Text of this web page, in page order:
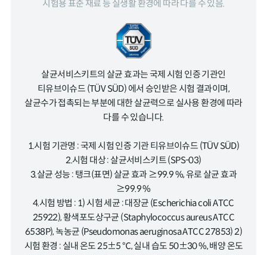
시험용 표준 재료 등 실생활 환경에 따라 다를 수 있음.
살균서비스키트의 살균 효과는 국제 시험 인증 기관인
티유브이슈드 (TÜV SÜD) 에서 승인받은 시험 결과이며,
살균수가 접촉되는 부분에 대한 살균력으로 실사용 환경에 따라
다를 수 있습니다.
1.시험 기관명 : 국제 시험 인증 기관 티유브이슈드 (TÜV SÜD)
2.시험 대상 : 살균서비스키트 (SPS-03)
3.살균 성능 : 탱크(표면) 살균 효과 ≥99.9 %, 유로 살균 효과
≥99.9 %
4.시험 방법 : 1) 시험 세균 : 대장균 (Escherichia coli ATCC
25922), 황색포도상구균 (Staphylococcus aureus ATCC
6538P), 녹농균 (Pseudomonas aeruginosa ATCC 27853) 2)
시험 환경 : 실내 온도 25±5 ℃, 실내 습도 50±30 %, 배양 온도